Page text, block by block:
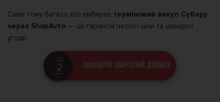
Саме тому багато хто вибирає терміновий викуп Субару
через ShopAvto — це гарантія чесної ціни та швидкої
угоди.
ЗАМОВИТИ ЗВОРОТНІЙ ДЗВІНОК